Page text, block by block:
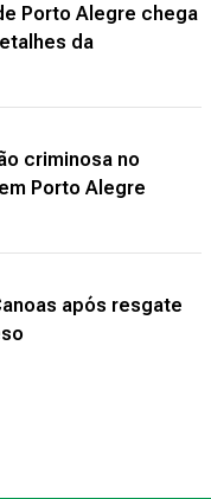
Porto Alegre chega
da
criminosa no
Porto Alegre
após resgate